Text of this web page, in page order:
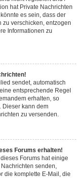
hat Private Nachrichten
es sein, dass der
zu verschicken, entzogen
Informationen zu
sendet, automatisch
entsprechende Regel
erhalten, so
Dieser kann dem
zu versenden.
Forums erhalten!
Forums hat einige
senden,
die komplette E-Mail, die